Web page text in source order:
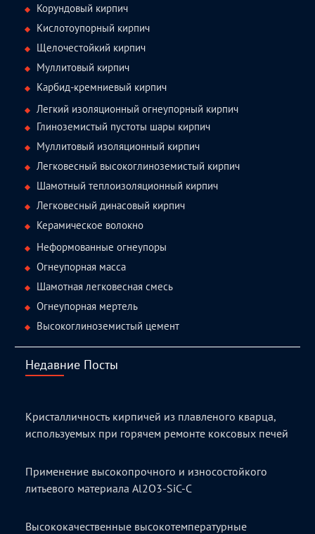
Корундовый кирпич
Кислотоупорный кирпич
Щелочестойкий кирпич
Муллитовый кирпич
Карбид-кремниевый кирпич
Легкий изоляционный огнеупорный кирпич
Глиноземистый пустоты шары кирпич
Муллитовый изоляционный кирпич
Легковесный высокоглиноземистый кирпич
Шамотный теплоизоляционный кирпич
Легковесный динасовый кирпич
Керамическое волокно
Неформованные огнеупоры
Огнеупорная масса
Шамотная легковесная смесь
Огнеупорная мертель
Высокоглиноземистый цемент
Недавние Посты
Кристалличность кирпичей из плавленого кварца,
используемых при горячем ремонте коксовых печей
Применение высокопрочного и износостойкого
литьевого материала Al2O3-SiC-C
Высококачественные высокотемпературные